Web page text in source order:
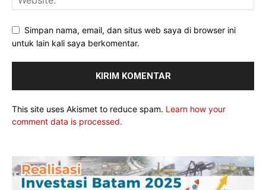
Simpan nama, email, dan situs web saya di browser ini
untuk lain kali saya berkomentar.
This site uses Akismet to reduce spam. Learn how your
comment data is processed.